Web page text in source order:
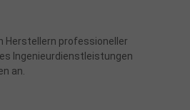
Herstellern professioneller
Ingenieurdienstleistungen
an.